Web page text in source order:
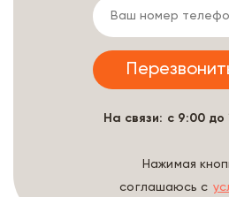
На связи: с 9:00
Нажимая
соглашаюсь с